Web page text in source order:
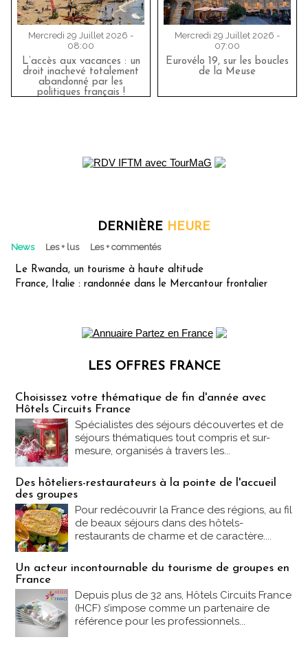
Mercredi 29 Juillet 2026 -
08:00
L’accès aux vacances : un
droit inachevé totalement
abandonné par les
politiques français !
Mercredi 29 Juillet 2026 -
07:00
Eurovélo 19, sur les boucles
de la Meuse
DERNIÈRE HEURE
News Les + lus Les + commentés
Le Rwanda, un tourisme à haute altitude
France, Italie : randonnée dans le Mercantour frontalier
LES OFFRES FRANCE
Choisissez votre thématique de fin d'année avec
Hôtels Circuits France
Spécialistes des séjours découvertes et de
séjours thématiques tout compris et sur-
mesure, organisés à travers les...
Des hôteliers-restaurateurs à la pointe de l'accueil
des groupes
Pour redécouvrir la France des régions, au fil
de beaux séjours dans des hôtels-
restaurants de charme et de caractère....
Un acteur incontournable du tourisme de groupes en
France
Depuis plus de 32 ans, Hôtels Circuits France
(HCF) s’impose comme un partenaire de
référence pour les professionnels...